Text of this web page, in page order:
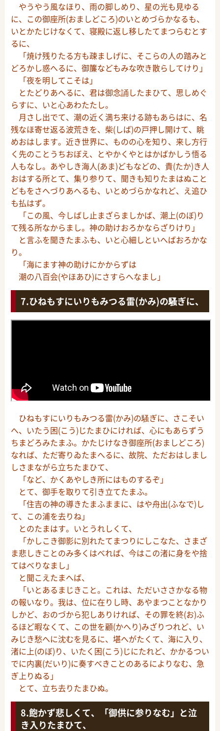
やうやう風なほり、雨の脚しめり、星の光も見ゆる
に、この御座所(おましどころ)のいとめづらかなるも、
いとかたじけなくて、寝殿に返し移したてまつらむとす
るに、
「焼け残りたる方も疎ましげに、そこらの人の踏みと
どろかし惑へるに、御簾などもみな吹き散らしてけり」
「夜を明してこそは」
とたどりあへるに、君は御念誦したまひて、思しめぐ
らすに、いと心あわたたし。
月さし出でて、潮の近く満ち来ける跡もあらはに、名
残なほ寄せ返る波荒きを、柴(しば)の戸押し開けて、眺
めおはします。近き世界に、ものの心を知り、来し方行
く先のことうちおぼえ、とやかくやとはかばかしう悟る
人もなし。あやしき海人(あま)どもなどの、貴(たか)き人
おはする所とて、集り参りて、聞きも知りたまはぬこと
どもをさへづりあへるも、いとめづらかなれど、え追ひ
も払はず。
「この風、今しばし止まざらましかば、潮上(のぼ)り
て残る所なからまし。神の助けおろかならざりけり」
と言ふを聞きたまふも、いと心細しといへばおろかな
り。
「海にます神の助けにかからずは
潮の八百会(やほあひ)にさすらへなまし」
ひねもすにいりもみつる雷(かみ)の騷ぎに、
ひねもすにいりもみつる雷(かみ)の騷ぎに、さこそい
へ、いたう困(こう)じたまひにければ、心にもあらずう
ちまどろみたまふ。かたじけなき御座所(おましどころ)
なれば、ただ寄りゐたまへるに、故院、ただおはしまし
しさまながら立ちたまひて、
「など、かくあやしき所にはものするぞ」
とて、御手を取りて引き立てたまふ。
「住吉の神の導きたまふままに、はや舟出(ふなで)し
て、この浦を去りね」
とのたまはす。いとうれしくて、
「かしこき御影に別れたてまつりにしこなた、さまざ
ま悲しきことのみ多くはべれば、今はこの渚に身をや捨
てはべりなまし」
と聞こえたまへば、
「いとあるまじきこと。これは、ただいささかなる物
の報いなり。我は、位に在りし時、あやまつことなかり
しかど、おのづから犯しありければ、その罪を終(お)ふ
るほど暇なくて、この世を顧(かへり)みざりつれど、い
みじき愁へに沈むを見るに、堪へがたくて、海に入り、
渚に上(のぼ)り、いたく困(こう)じにたれど、かかるつい
でに内裏(だいり)に奏すべきことのあるによりなむ、急
ぎ上りぬる」
とて、立ち去りたまひぬ。
飽かず悲しくて、「御供に参りなむ」と泣
き入りたまひて、